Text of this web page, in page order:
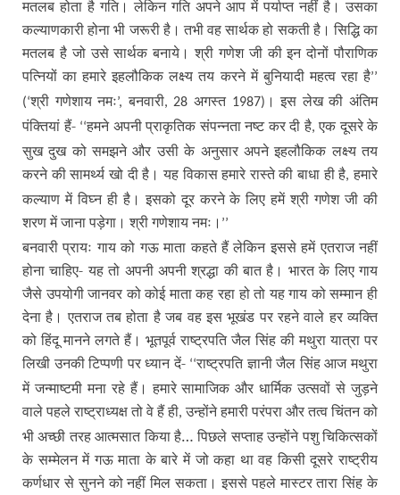
मतलब होता है गति। लेकिन गति अपने आप में पर्याप्त नहीं है। उसका
कल्याणकारी होना भी जरूरी है। तभी वह सार्थक हो सकती है। सिद्धि का
मतलब है जो उसे सार्थक बनाये। श्री गणेश जी की इन दोनों पौराणिक
पत्नियों का हमारे इहलौकिक लक्ष्य तय करने में बुनियादी महत्व रहा है’’
(‘श्री गणेशाय नमः’,बनवारी, 28 अगस्त 1987) । इस लेख की अंतिम
पंक्तियां हैं- ‘‘हमने अपनी प्राकृतिक संपन्नता नष्ट कर दी है,एक दूसरे के
सुख दुख को समझने और उसी के अनुसार अपने इहलौकिक लक्ष्य तय
करने की सामर्थ्य खो दी है। यह विकास हमारे रास्ते की बाधा ही है,हमारे
कल्याण में विघ्न ही है। इसको दूर करने के लिए हमें श्री गणेश जी की
शरण में जाना पड़ेगा। श्री गणेशाय नमः। ’’
बनवारी प्रायः गाय को गऊ माता कहते हैं लेकिन इससे हमें एतराज नहीं
होना चाहिए- यह तो अपनी अपनी श्रद्धा की बात है। भारत के लिए गाय
जैसे उपयोगी जानवर को कोई माता कह रहा हो तो यह गाय को सम्मान ही
देना है। एतराज तब होता है जब वह इस भूखंड पर रहने वाले हर व्यक्ति
को हिंदू मानने लगते हैं। भूतपूर्व राष्ट्रपति जैल सिंह की मथुरा यात्रा पर
लिखी उनकी टिप्पणी पर ध्यान दें- ‘‘राष्ट्रपति ज्ञानी जैल सिंह आज मथुरा
में जन्माष्टमी मना रहे हैं। हमारे सामाजिक और धार्मिक उत्सवों से जुड़ने
वाले पहले राष्ट्राध्यक्ष तो वे हैं ही,उन्होंने हमारी परंपरा और तत्व चिंतन को
भी अच्छी तरह आत्मसात किया है… पिछले सप्ताह उन्होंने पशु चिकित्सकों
के सम्मेलन में गऊ माता के बारे में जो कहा था वह किसी दूसरे राष्ट्रीय
कर्णधार से सुनने को नहीं मिल सकता। इससे पहले मास्टर तारा सिंह के